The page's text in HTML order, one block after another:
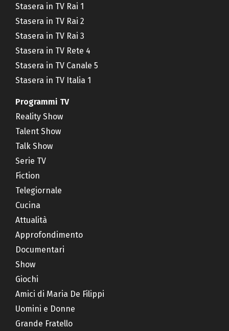
Stasera in TV Rai 1
Stasera in TV Rai 2
Stasera in TV Rai 3
Stasera in TV Rete 4
Stasera in TV Canale 5
Stasera in TV Italia 1
Programmi TV
Reality Show
Talent Show
Talk Show
Serie TV
Fiction
Telegiornale
Cucina
Attualità
Approfondimento
Documentari
Show
Giochi
Amici di Maria De Filippi
Uomini e Donne
Grande Fratello